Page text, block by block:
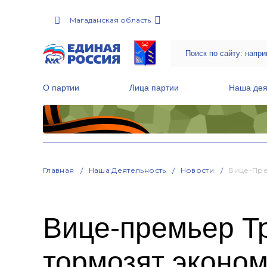
Магаданская область
О партии Лица партии Наша
Главная Наша Деятельность Новости Вице-
Вице-премьер